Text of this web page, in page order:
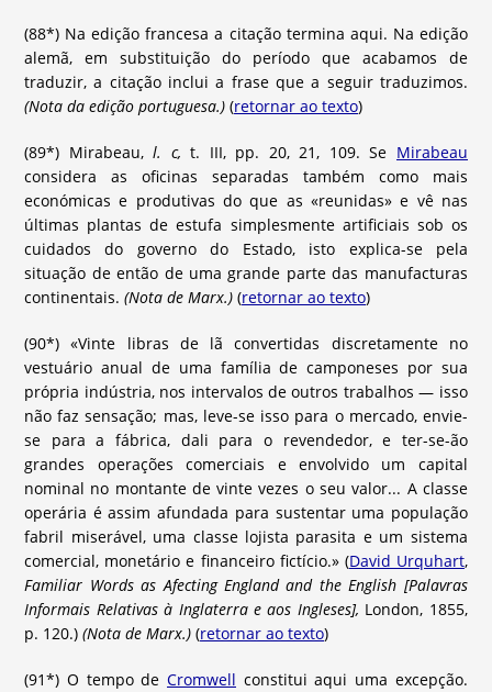
(88*) Na edição francesa a citação termina aqui. Na edição
alemã, em substituição do período que acabamos de
traduzir, a citação inclui a frase que a seguir traduzimos.
(Nota da edição portuguesa.) (retornar ao texto)
(89*) Mirabeau,l. c,t. III, pp. 20, 21, 109. Se Mirabeau
considera as oficinas separadas também como mais
económicas e produtivas do que as «reunidas» e vê nas
últimas plantas de estufa simplesmente artificiais sob os
cuidados do governo do Estado, isto explica-se pela
situação de então de uma grande parte das manufacturas
continentais.(Nota de Marx.) (retornar ao texto)
(90*) «Vinte libras de lã convertidas discretamente no
vestuário anual de uma família de camponeses por sua
própria indústria, nos intervalos de outros trabalhos — isso
não faz sensação; mas, leve-se isso para o mercado, envie-
se para a fábrica, dali para o revendedor, e ter-se-ão
grandes operações comerciais e envolvido um capital
nominal no montante de vinte vezes o seu valor... A classe
operária é assim afundada para sustentar uma população
fabril miserável, uma classe lojista parasita e um sistema
comercial, monetário e financeiro fictício.» (David Urquhart,
Familiar Words as Afecting England and the English [Palavras
Informais Relativas à Inglaterra e aos Ingleses], London, 1855,
p. 120.)(Nota de Marx.) (retornar ao texto)
(91*) O tempo de Cromwell constitui aqui uma excepção.